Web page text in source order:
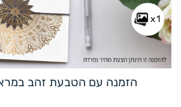
x1
הזמנה עם הטבעת זהב